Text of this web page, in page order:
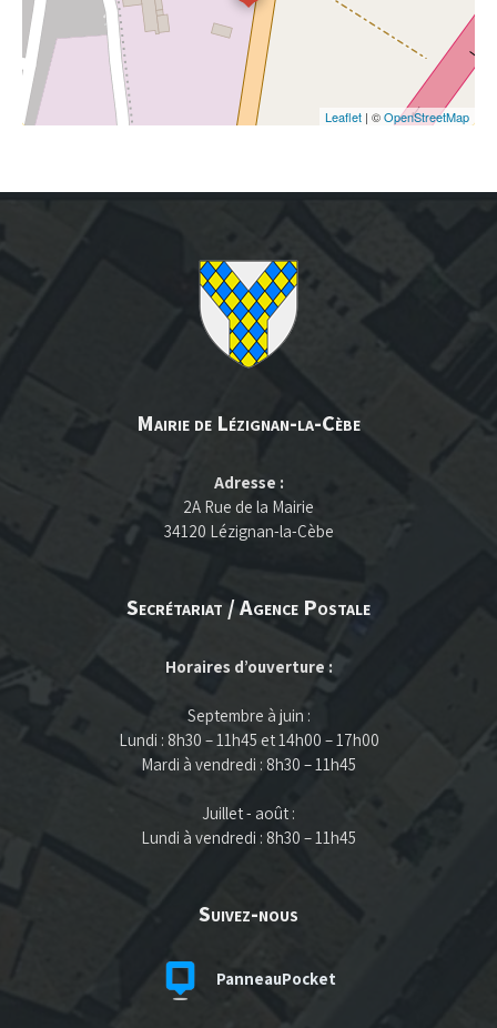
Leaflet | ©OpenStreetMap
Mairie de Lézignan-la-Cèbe
Adresse :
2A Rue de la Mairie
34120 Lézignan-la-Cèbe
Secrétariat / Agence Postale
Horaires d’ouverture :
Septembre à juin :
Lundi : 8h30 – 11h45 et 14h00 – 17h00
Mardi à vendredi : 8h30 – 11h45
Juillet - août :
Lundi à vendredi : 8h30 – 11h45
Suivez-nous
PanneauPocket